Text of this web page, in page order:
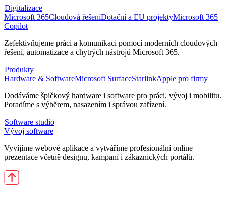
Digitalizace
Microsoft 365Cloudová řešeníDotační a EU projektyMicrosoft 365
Copilot
Zefektivňujeme práci a komunikaci pomocí moderních cloudových
řešení, automatizace a chytrých nástrojů Microsoft 365.
Produkty
Hardware & SoftwareMicrosoft SurfaceStarlinkApple pro firmy
Dodáváme špičkový hardware i software pro práci, vývoj i mobilitu.
Poradíme s výběrem, nasazením i správou zařízení.
Software studio
Vývoj software
Vyvíjíme webové aplikace a vytváříme profesionální online
prezentace včetně designu, kampaní i zákaznických portálů.